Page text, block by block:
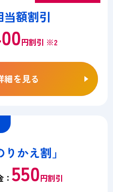
額割引
円割引 ※2
細を見る
りかえ割」
550円割引